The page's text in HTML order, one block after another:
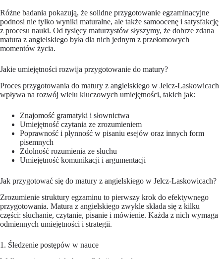
Różne badania pokazują, że solidne przygotowanie egzaminacyjne
podnosi nie tylko wyniki maturalne, ale także samoocenę i satysfakcję
z procesu nauki. Od tysięcy maturzystów słyszymy, że dobrze zdana
matura z angielskiego była dla nich jednym z przełomowych
momentów życia.
Jakie umiejętności rozwija przygotowanie do matury?
Proces przygotowania do matury z angielskiego w Jelcz-Laskowicach
wpływa na rozwój wielu kluczowych umiejętności, takich jak:
Znajomość gramatyki i słownictwa
Umiejętność czytania ze zrozumieniem
Poprawność i płynność w pisaniu esejów oraz innych form
pisemnych
Zdolność rozumienia ze słuchu
Umiejętność komunikacji i argumentacji
Jak przygotować się do matury z angielskiego w Jelcz-Laskowicach?
Zrozumienie struktury egzaminu to pierwszy krok do efektywnego
przygotowania. Matura z angielskiego zwykle składa się z kilku
części: słuchanie, czytanie, pisanie i mówienie. Każda z nich wymaga
odmiennych umiejętności i strategii.
1. Śledzenie postępów w nauce